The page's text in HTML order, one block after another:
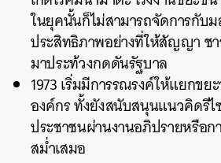
ในยุคนั้นก็ไม่สามารถจัดการกับ
ประสิทธิภาพอย่างที่ให้สัญญา ชา
มาประท้วงกดดันรัฐบาล
1973 เริ่มมีการรณรงค์ให้แยกขย
องค์กร ทั้งยังสนับสนุนแนวคิดรีไ
ประชาชนผ่านงานอภิปรายหรือ
สม่ำเสมอ